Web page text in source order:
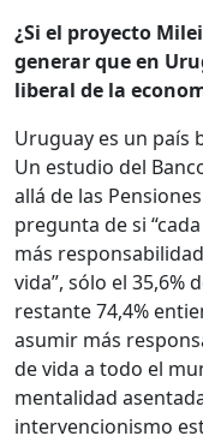
¿Si el proyecto
generar que en
liberal de la
Uruguay es un país
Un estudio del
allá de las
pregunta de si
más
vida”, sólo el 35,6%
restante 74,4%
asumir más
de vida a todo el
mentalidad
intervencionismo